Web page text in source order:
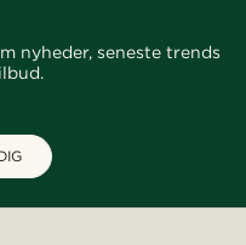
nyheder, seneste trends